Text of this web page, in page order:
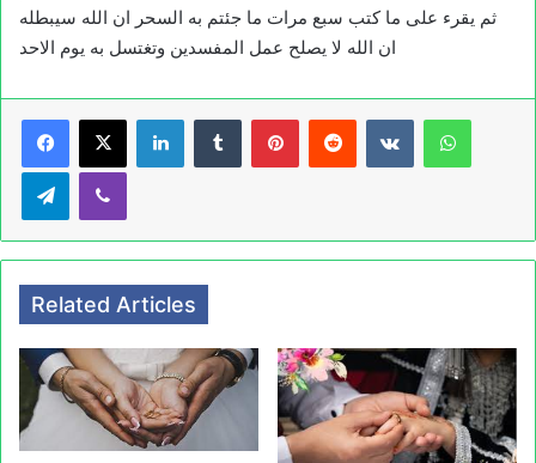
ثم يقرء على ما كتب سبع مرات ما جئتم به السحر ان الله سيبطله
ان الله لا يصلح عمل المفسدين وتغتسل به يوم الاحد
Telegram
Related Articles